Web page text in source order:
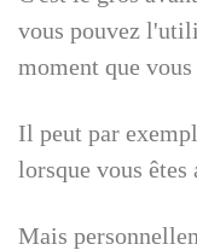
vous pouvez
moment que
Il peut par
lorsque vous êtes
Mais